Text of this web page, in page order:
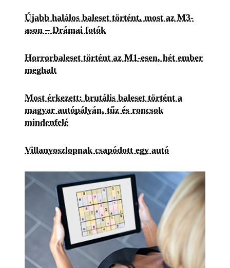
Újabb halálos baleset történt, most az M3-
ason – Drámai fotók
Horrorbaleset történt az M1-esen, hét ember
meghalt
Most érkezett: brutális baleset történt a
magyar autópályán, tűz és roncsok
mindenfelé
Villanyoszlopnak csapódott egy autó